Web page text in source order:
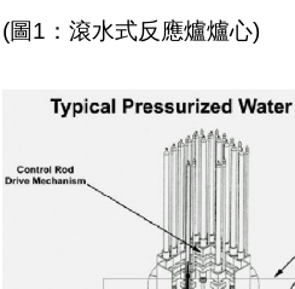
(圖1：滾水式反應爐爐心)